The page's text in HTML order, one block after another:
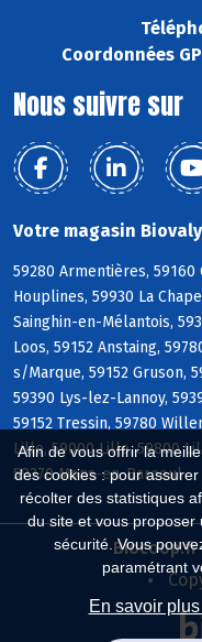
Afin de vous offrir la
des cookies : pour
récolter des statistiques
du site et vous proposer
sécurité. Vous
paramétrant
En savoir
Coordonnées
Nous suivre sur
Votre magasin
59280 Armentières, 59160
Houplines, 59930 La
Sainghin-en-Mélantois,
Loos, 59152 Anstaing,
s/Marque, 59152 Gruson,
59390 Lys-lez-Lannoy,
59152 Tressin, 59780
Lille, 59000 Lille, 59800
59370 Mons-en-Baroeul
Biocoop.fr